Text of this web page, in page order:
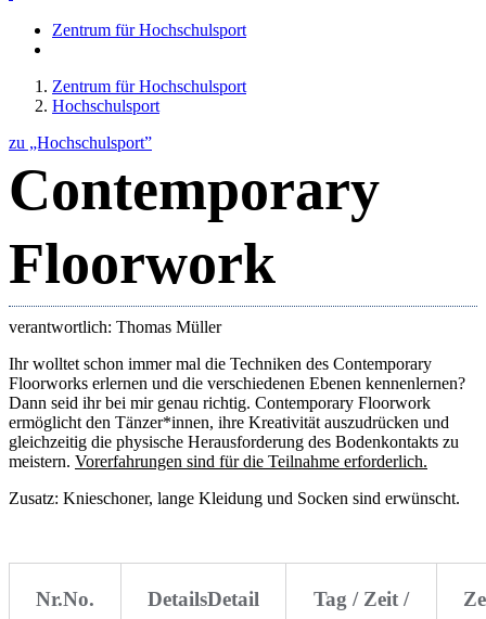
Zentrum für Hochschulsport
Zentrum für Hochschulsport
Hochschulsport
zu „Hochschulsport”
Contemporary
Floorwork
verantwortlich: Thomas Müller
Ihr wolltet schon immer mal die Techniken des Contemporary
Floorworks erlernen und die verschiedenen Ebenen kennenlernen?
Dann seid ihr bei mir genau richtig. Contemporary Floorwork
ermöglicht den Tänzer*innen, ihre Kreativität auszudrücken und
gleichzeitig die physische Herausforderung des Bodenkontakts zu
meistern. Vorerfahrungen sind für die Teilnahme erforderlich.
Zusatz: Knieschoner, lange Kleidung und Socken sind erwünscht.
Nr.No. DetailsDetail
Tag / Zeit /